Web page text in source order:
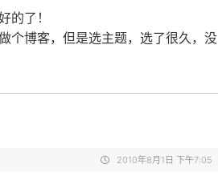
的了！
个博客，但是选主题，选了很久，没
2010年8月1日 下午7:05